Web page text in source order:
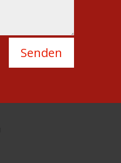
Senden